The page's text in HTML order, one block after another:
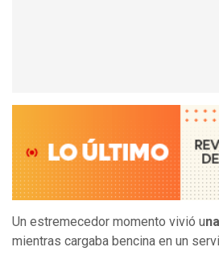
Un estremecedor momento vivió u
mientras cargaba bencina en un